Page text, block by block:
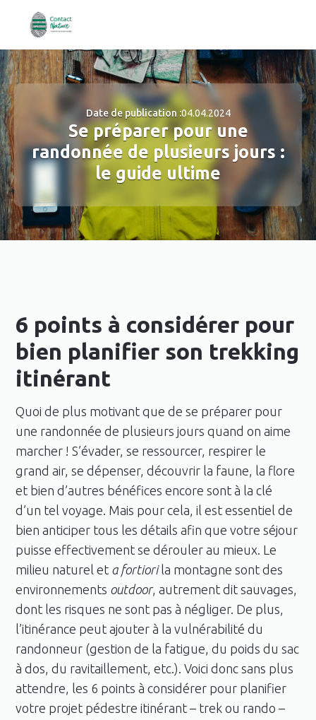
Date de publication :04.04.2024
Se préparer pour une
randonnée de plusieurs jours :
le guide ultime
6 points à considérer pour
bien planifier son trekking
itinérant
Quoi de plus motivant que de se préparer pour
une randonnée de plusieurs jours quand on aime
marcher ! S’évader, se ressourcer, respirer le
grand air, se dépenser, découvrir la faune, la flore
et bien d’autres bénéfices encore sont à la clé
d’un tel voyage. Mais pour cela, il est essentiel de
bien anticiper tous les détails afin que votre séjour
puisse effectivement se dérouler au mieux. Le
milieu naturel et a fortiorila montagne sont des
environnements outdoor, autrement dit sauvages,
dont les risques ne sont pas à négliger. De plus,
l’itinérance peut ajouter à la vulnérabilité du
randonneur (gestion de la fatigue, du poids du sac
à dos, du ravitaillement, etc.). Voici donc sans plus
attendre, les 6 points à considérer pour planifier
votre projet pédestre itinérant – trek ou rando –